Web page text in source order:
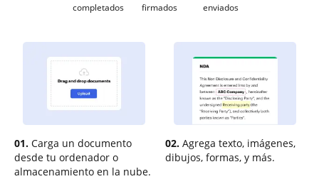
completados
firmados
enviados
01. Carga un documento
desde tu ordenador o
almacenamiento en la nube.
02. Agrega texto, imágenes,
dibujos, formas, y más.